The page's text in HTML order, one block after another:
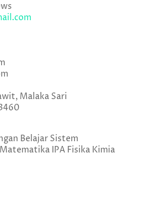
Malaka Sari
Belajar Sistem
IPA Fisika Kimia